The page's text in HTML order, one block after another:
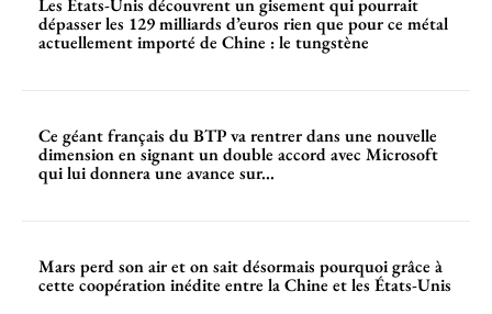
Les États-Unis découvrent un gisement qui pourrait
dépasser les 129 milliards d’euros rien que pour ce métal
actuellement importé de Chine : le tungstène
Ce géant français du BTP va rentrer dans une nouvelle
dimension en signant un double accord avec Microsoft
qui lui donnera une avance sur...
Mars perd son air et on sait désormais pourquoi grâce à
cette coopération inédite entre la Chine et les États-Unis